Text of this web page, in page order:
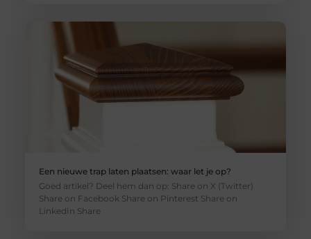
Een nieuwe trap laten plaatsen: waar let je op?
Goed artikel? Deel hem dan op: Share on X (Twitter)
Share on Facebook Share on Pinterest Share on
LinkedIn Share